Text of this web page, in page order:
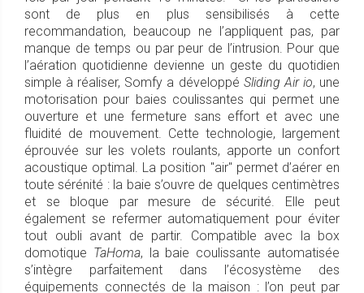
sont de plus en plus sensibilisés à cette
recommandation, beaucoup ne l’appliquent pas, par
manque de temps ou par peur de l’intrusion. Pour que
l’aération quotidienne devienne un geste du quotidien
simple à réaliser, Somfy a développé Sliding Air io, une
motorisation pour baies coulissantes qui permet une
ouverture et une fermeture sans effort et avec une
fluidité de mouvement. Cette technologie, largement
éprouvée sur les volets roulants, apporte un confort
acoustique optimal. La position "air" permet d’aérer en
toute sérénité : la baie s’ouvre de quelques centimètres
et se bloque par mesure de sécurité. Elle peut
également se refermer automatiquement pour éviter
tout oubli avant de partir. Compatible avec la box
domotique TaHoma, la baie coulissante automatisée
s’intègre parfaitement dans l’écosystème des
équipements connectés de la maison : l’on peut par